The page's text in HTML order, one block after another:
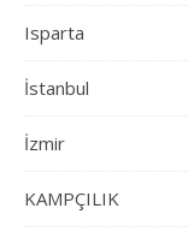
Isparta
İstanbul
İzmir
KAMPÇILIK